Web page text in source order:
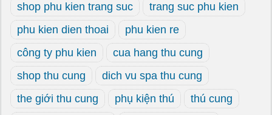
shop phu kien trang suc
trang suc phu kien
phu kien dien thoai
phu kien re
công ty phu kien
cua hang thu cung
shop thu cung
dich vu spa thu cung
the giới thu cung
phụ kiện thú
thú cung